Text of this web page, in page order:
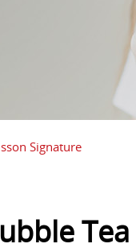
Signature
Tea